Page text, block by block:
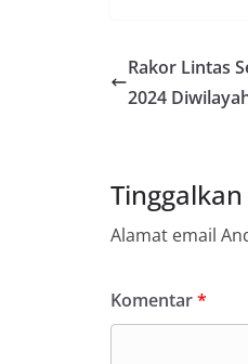
Rakor Lintas
2024
Alamat email
Komentar*